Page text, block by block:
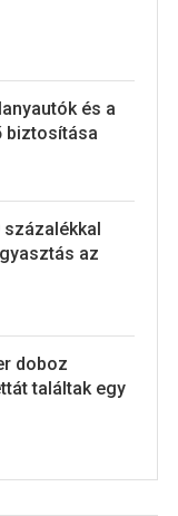
és a
biztosítása
az
doboz
találtak egy